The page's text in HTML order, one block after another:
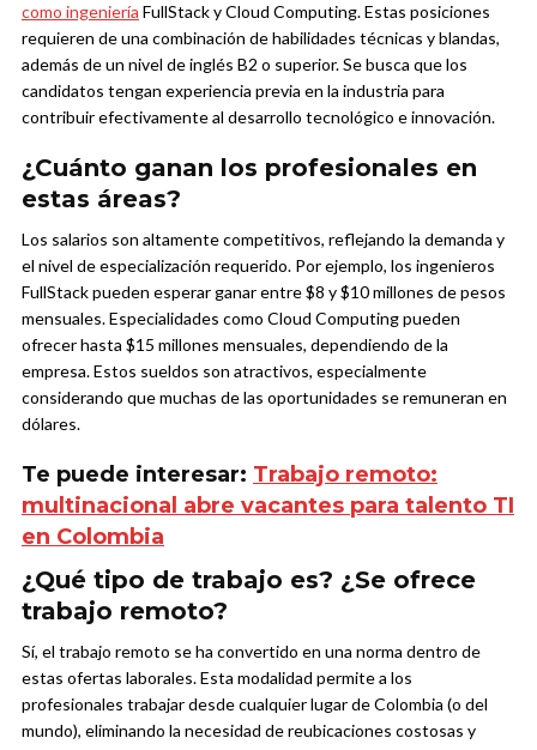
como ingeniería FullStack y Cloud Computing. Estas posiciones
requieren de una combinación de habilidades técnicas y blandas,
además de un nivel de inglés B2 o superior. Se busca que los
candidatos tengan experiencia previa en la industria para
contribuir efectivamente al desarrollo tecnológico e innovación.
¿Cuánto ganan los profesionales en
estas áreas?
Los salarios son altamente competitivos, reflejando la demanda y
el nivel de especialización requerido. Por ejemplo, los ingenieros
FullStack pueden esperar ganar entre $8 y $10 millones de pesos
mensuales. Especialidades como Cloud Computing pueden
ofrecer hasta $15 millones mensuales, dependiendo de la
empresa. Estos sueldos son atractivos, especialmente
considerando que muchas de las oportunidades se remuneran en
dólares.
Te puede interesar: Trabajo remoto:
multinacional abre vacantes para talento TI
en Colombia
¿Qué tipo de trabajo es? ¿Se ofrece
trabajo remoto?
Sí, el trabajo remoto se ha convertido en una norma dentro de
estas ofertas laborales. Esta modalidad permite a los
profesionales trabajar desde cualquier lugar de Colombia (o del
mundo), eliminando la necesidad de reubicaciones costosas y